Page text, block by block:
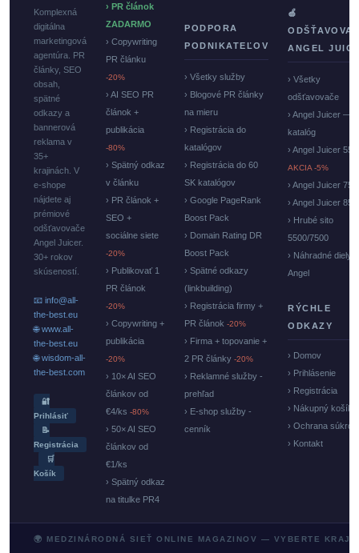
Komplexná
digitálna
marketingová
agentúra. PR
články, SEO
obsah,
spätné
odkazy a
bannerová
reklama v
35+
krajinách. V
e-shope
nájdete aj
prémiové
odšťavovače
Angel Juicer.
30+ rokov
skúseností.
📧 info@all-
the-best.eu
🌐 www.all-
the-best.eu
🌐 wisdom-all-
the-best.com
🔐
Prihlásiť
📝
Registrácia
🛒
Košík
› PR článok
ZADARMO
› Copywriting
PR článku
-20%
› AI SEO PR
článok +
publikácia
-80%
› Spätný odkaz
v článku
› PR článok +
SEO +
sociálne siete
-20%
› Publikovať 1
PR článok
-20%
› Copywriting +
publikácia
-20%
› 10× AI SEO
článkov od
€4/ks -80%
› 50× AI SEO
článkov od
€1/ks
› Spätný odkaz
na titulke PR4
PODPORA
PODNIKATEĽOV
› Všetky služby
› Blogové PR články
na mieru
› Registrácia do
katalógov
› Registrácia do 60
SK katalógov
› Google PageRank
Boost Pack
› Domain Rating DR
Boost Pack
› Spätné odkazy
(linkbuilding)
› Registrácia firmy +
PR článok -20%
› Firma + topovanie +
2 PR články -20%
› Reklamné služby -
prehľad
› E-shop služby -
cenník
🍏
ANGEL
› Všetky
odšťavovače
› Angel Juicer —
katalóg
› Angel Juicer
AKCIA -5%
› Angel Juicer
› Angel Juicer
› Hrubé sito
5500/7500
› Náhradné diely
Angel
RÝCHLE
ODKAZY
› Domov
› Prihlásenie
› Registrácia
› Nákupný košík
› Ochrana
› Kontakt
🌍 MEDZINÁRODNÁ SIEŤ ONLINE MAGAZINOV — VYBERTE